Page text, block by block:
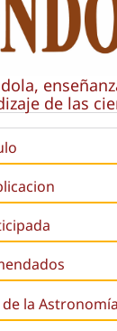
de las
la Astronomía